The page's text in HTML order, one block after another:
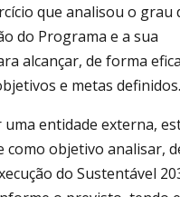
que analisou o grau
do Programa e a sua
alcançar, de forma
e metas definidos.
uma entidade externa,
como objetivo analisar,
do Sustentável